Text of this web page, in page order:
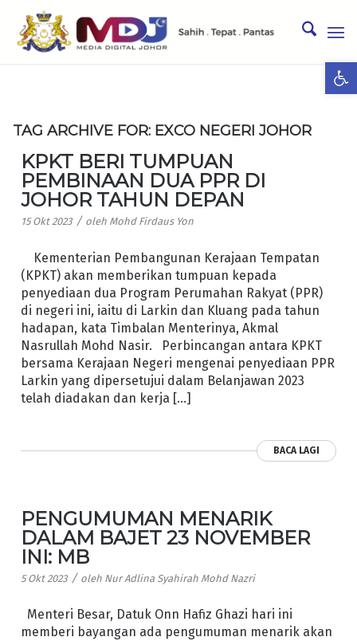
TAG ARCHIVE FOR: EXCO NEGERI JOHOR
KPKT BERI TUMPUAN
PEMBINAAN DUA PPR DI
JOHOR TAHUN DEPAN
15 Okt 2023 / oleh Mohd Firdaus Yon
Kementerian Pembangunan Kerajaan Tempatan
(KPKT) akan memberikan tumpuan kepada
penyediaan dua Program Perumahan Rakyat (PPR)
di negeri ini, iaitu di Larkin dan Kluang pada tahun
hadapan, kata Timbalan Menterinya, Akmal
Nasrullah Mohd Nasir. Perbincangan antara KPKT
bersama Kerajaan Negeri mengenai penyediaan PPR
Larkin yang dipersetujui dalam Belanjawan 2023
telah diadakan dan kerja […]
BACA LAGI
PENGUMUMAN MENARIK
DALAM BAJET 23 NOVEMBER
INI: MB
5 Okt 2023 / oleh Nur Adlina Syahirah Mohd Nazri
Menteri Besar, Datuk Onn Hafiz Ghazi hari ini
memberi bayangan ada pengumuman menarik akan